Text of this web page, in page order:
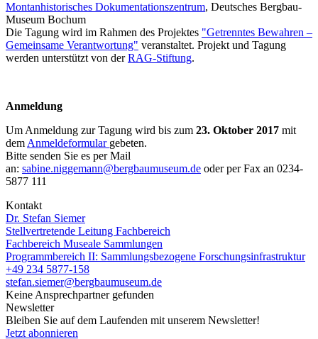
Montanhistorisches Dokumentationszentrum, Deutsches Bergbau-
Museum Bochum
Die Tagung wird im Rahmen des Projektes "Getrenntes Bewahren –
Gemeinsame Verantwortung" veranstaltet. Projekt und Tagung
werden unterstützt von derRAG-Stiftung.
Anmeldung
Um Anmeldung zur Tagung wird bis zum 23. Oktober 2017 mit
demAnmeldeformular gebeten.
Bitte senden Sie es per Mail
an: sabine.niggemann@bergbaumuseum.de oder per Fax an 0234-
5877 111
Kontakt
Dr. Stefan Siemer
Stellvertretende Leitung Fachbereich
Fachbereich Museale Sammlungen
Programmbereich II: Sammlungsbezogene Forschungsinfrastruktur
+49 234 5877-158
stefan.siemer@bergbaumuseum.de
Keine Ansprechpartner gefunden
Newsletter
Bleiben Sie auf dem Laufenden mit unserem Newsletter!
Jetzt abonnieren